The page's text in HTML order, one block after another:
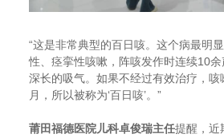
“这是非常典型的百日咳。这个病最明
性、痉挛性咳嗽，阵咳发作时连续10
深长的吸气。如果不经过有效治疗，
月，所以被称为‘百日咳’。”
莆田福德医院儿科卓俊瑞主任提醒，近